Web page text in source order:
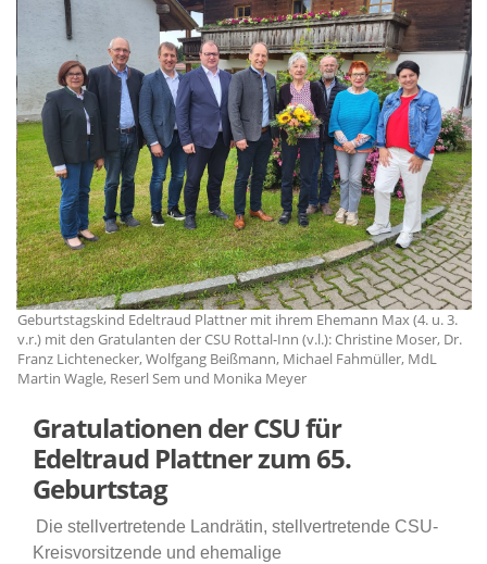
Geburtstagskind Edeltraud Plattner mit ihrem Ehemann Max (4. u. 3.
v.r.) mit den Gratulanten der CSU Rottal-Inn (v.l.): Christine Moser, Dr.
Franz Lichtenecker, Wolfgang Beißmann, Michael Fahmüller, MdL
Martin Wagle, Reserl Sem und Monika Meyer
Gratulationen der CSU für
Edeltraud Plattner zum 65.
Geburtstag
Die stellvertretende Landrätin, stellvertretende CSU-
Kreisvorsitzende und ehemalige